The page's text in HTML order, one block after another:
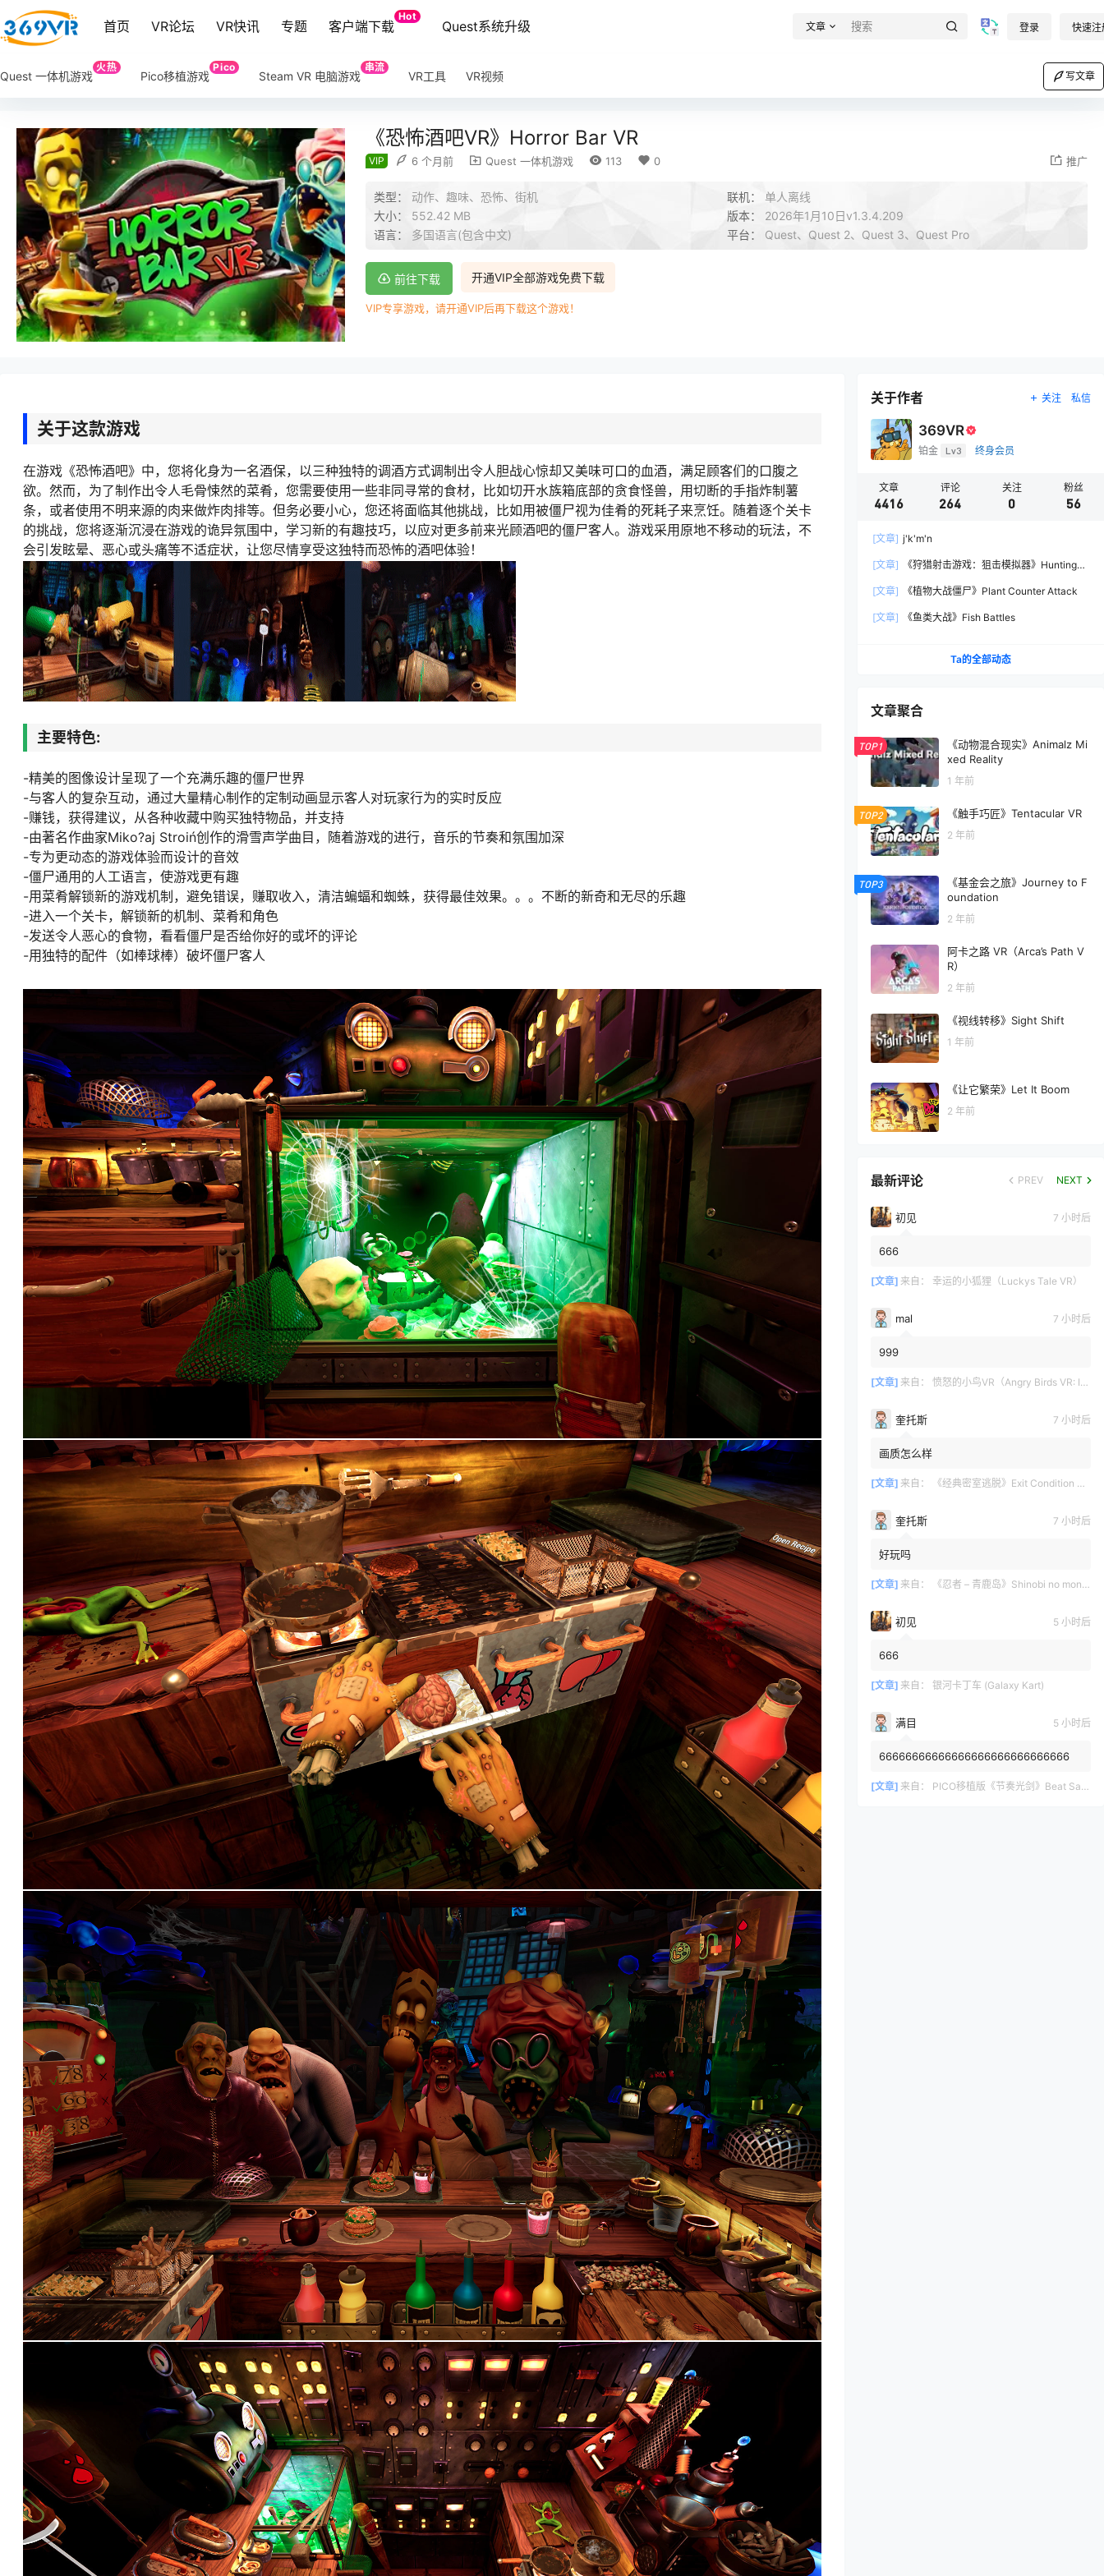
首页 VR论坛 VR快讯 专题 客户端下载
Hot
Quest系统升级 文章 登录 快速注
Quest 一体机游戏
火热
Pico移植游戏
Pico
Steam VR 电脑游戏
串流
VR工具 VR视频 写文章
《恐怖酒吧VR》Horror Bar VR
VIP 6 个月前 Quest 一体机游戏 113 0 推广
类型： 动作、趣味、恐怖、街机 联机： 单人离线
大小： 552.42 MB 版本： 2026年1月10日v1.3.4.209
语言： 多国语言(包含中文) 平台： Quest、Quest 2、Quest 3、Quest Pro
开通VIP全部游戏免费下载
前往下载
VIP专享游戏，请开通VIP后再下载这个游戏！
关于这款游戏
在游戏《恐怖酒吧》中，您将化身为一名酒保，以三种独特的调酒方式调制出令人胆战心惊却又美味可口的血酒，满足顾客们的口腹之
欲。然而，为了制作出令人毛骨悚然的菜肴，您需要使用一些非同寻常的食材，比如切开水族箱底部的贪食怪兽，用切断的手指炸制薯
条，或者使用不明来源的肉来做炸肉排等。但务必要小心，您还将面临其他挑战，比如用被僵尸视为佳肴的死耗子来烹饪。随着逐个关卡
的挑战，您将逐渐沉浸在游戏的诡异氛围中，学习新的有趣技巧，以应对更多前来光顾酒吧的僵尸客人。游戏采用原地不移动的玩法，不
会引发眩晕、恶心或头痛等不适症状，让您尽情享受这独特而恐怖的酒吧体验！
主要特色:
-精美的图像设计呈现了一个充满乐趣的僵尸世界
-与客人的复杂互动，通过大量精心制作的定制动画显示客人对玩家行为的实时反应
-赚钱，获得建议，从各种收藏中购买独特物品，并支持
-由著名作曲家Miko?aj Stroiń创作的滑雪声学曲目，随着游戏的进行，音乐的节奏和氛围加深
-专为更动态的游戏体验而设计的音效
-僵尸通用的人工语言，使游戏更有趣
-用菜肴解锁新的游戏机制，避免错误，赚取收入，清洁蝙蝠和蜘蛛，获得最佳效果。。。不断的新奇和无尽的乐趣
-进入一个关卡，解锁新的机制、菜肴和角色
-发送令人恶心的食物，看看僵尸是否给你好的或坏的评论
-用独特的配件（如棒球棒）破坏僵尸客人
关于作者 关注 私信
369VR
铂金 Lv3 终身会员
文章
4416
评论
264
关注
0
粉丝
56
[文章] j'k'm'n
[文章]
《狩猎射击游戏：狙击模拟器》Hunting
[文章]
《植物大战僵尸》Plant Counter Attack
[文章] 《鱼类大战》Fish Battles
Ta的全部动态
文章聚合
TOP1
《动物混合现实》Animalz Mi
xed Reality
1 年前
TOP2 《触手巧匠》Tentacular VR
2 年前
TOP3
《基金会之旅》Journey to F
oundation
2 年前
阿卡之路 VR（Arca’s Path V
R）
2 年前
《视线转移》Sight Shift
1 年前
《让它繁荣》Let It Boom
2 年前
最新评论 PREV NEXT
初见 7 小时后
666
[文章] 来自： 幸运的小狐狸（Luckys Tale VR）
mal 7 小时后
999
[文章] 来自： 愤怒的小鸟VR（Angry Birds VR: Isle of Pigs）
奎托斯 7 小时后
画质怎么样
[文章] 来自： 《经典密室逃脱》Exit Condition One
奎托斯 7 小时后
好玩吗
[文章] 来自： 《忍者 – 青鹿岛》Shinobi no mono – Preface
初见 5 小时后
666
[文章] 来自： 银河卡丁车 (Galaxy Kart)
满目 5 小时后
66666666666666666666666666666
[文章] 来自： PICO移植版《节奏光剑》Beat Saber 一体机游戏